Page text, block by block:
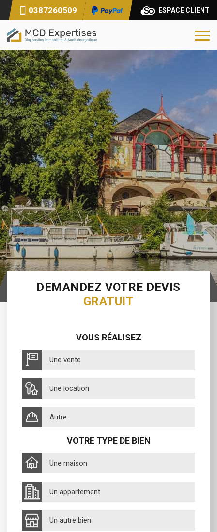
0387260509 ESPACE CLIENT
DEMANDEZ VOTRE DEVIS
GRATUIT
VOUS RÉALISEZ
Une vente
Une location
Autre
VOTRE TYPE DE BIEN
Une maison
Un appartement
Un autre bien